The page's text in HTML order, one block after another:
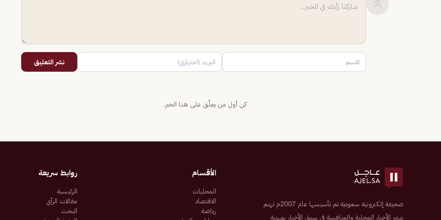
نشر التعليق
كن أول من يعلّق على هذا الخبر.
صحيفة إلكترونية سعودية تم تأسيسها عام 2007م تهتم
بنشر الأخبار المحلية والمنافسة في سبق الأخبار بمهنية
الأقسام
المحليات
الاقتصاد
رياضة
روابط سريعة
الرئيسية
مقالات الرأي
البحث